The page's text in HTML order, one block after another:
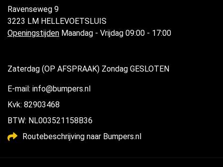
Ravenseweg 9
3223 LM HELLEVOETSLUIS
Openingstijden Maandag - Vrijdag 09:00 - 17:00
Zaterdag (OP AFSPRAAK) Zondag GESLOTEN
E-mail: info@bumpers.nl
Kvk: 82903468
BTW: NL003521158B36
Routebeschrijving naar Bumpers.nl